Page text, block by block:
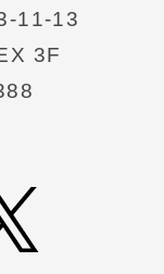
11-13
3F